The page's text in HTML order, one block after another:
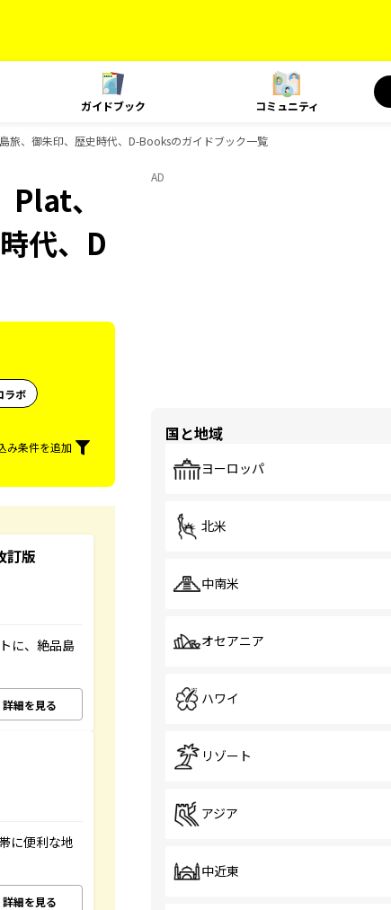
ガイドブック コミュニティ
旅、御朱印、歴史時代、D-Booksのガイドブック一覧
、
代、D
ラボ
み条件を追加
版
に、絶品島
詳細を見る
に便利な地
詳細を見る
AD
国と地域
ヨーロッパ
北米
中南米
オセアニア
ハワイ
リゾート
アジア
中近東